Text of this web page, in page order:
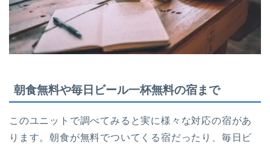
朝食無料や毎日ビール一杯無料の宿まで
このユニットで調べてみると実に様々な対応の宿があ
ります。朝食が無料でついてくる宿だったり、毎日ビ